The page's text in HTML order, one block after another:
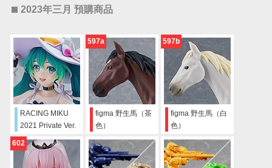
2023年三月 預購商品
RACING MIKU
2021 Private Ver.
figma 野生馬（茶
色）
597a
figma 野生馬（白
色）
597b
602